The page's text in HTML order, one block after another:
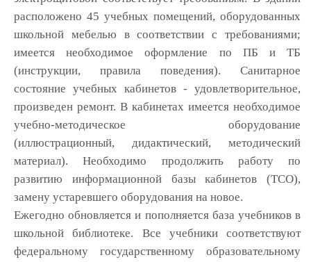
расположено 45 учебных помещений, оборудованных
школьной мебелью в соответствии с требованиями;
имеется необходимое оформление по ПБ и ТБ
(инструкции, правила поведения). Санитарное
состояние учебных кабинетов - удовлетворительное,
произведен ремонт. В кабинетах имеется необходимое
учебно-методическое оборудование
(иллюстрационный, дидактический, методический
материал). Необходимо продолжить работу по
развитию информационной базы кабинетов (ТСО),
замену устаревшего оборудования на новое.
Ежегодно обновляется и пополняется база учебников в
школьной библиотеке. Все учебники соответствуют
федеральному государственному образовательному